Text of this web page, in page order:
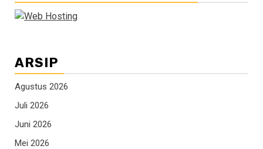
ARSIP
Agustus 2026
Juli 2026
Juni 2026
Mei 2026